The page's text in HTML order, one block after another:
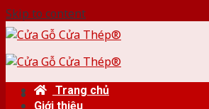
Skip to content
Trang chủ
Giới thiệu